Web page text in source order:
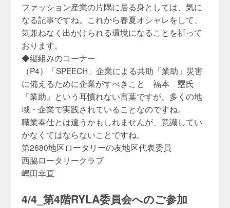
ファッション産業の片隅に居る身としては、気に
なる記事ですね。これから春夏オシャレをして、
気兼ねなく出かけられる環境になることを祈って
おります。
◆縦組みのコーナー
（P4）「SPEECH」企業による共助「業助」災害
に備えるために企業がすべきこと 福本 塁氏
「業助」という耳慣れない言葉ですが、多くの地
域・企業で実践されていることなのですね。
職業奉仕とは違うかもしれませんが、意識してい
かなくてはならないことですね。
第2680地区ロータリーの友地区代表委員
西脇ロータリークラブ
嶋田幸直
4/4_第4階RYLA委員会へのご参加